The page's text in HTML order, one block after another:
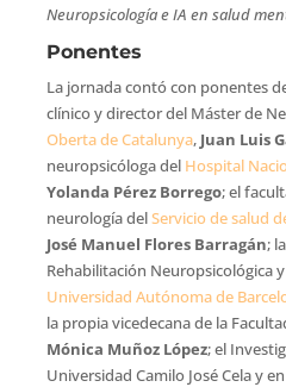
Neuropsicología e IA en salud
Ponentes
La jornada contó con ponentes
clínico y director del Máster de
Oberta de Catalunya,Juan Luis
neuropsicóloga del Hospital
Yolanda Pérez Borrego; el
neurología delServicio de salud
José Manuel Flores Barragán;
Rehabilitación Neuropsicológica
Universidad Autónoma de
la propia vicedecana de la
Mónica Muñoz López; el
Universidad Camilo José Cela y